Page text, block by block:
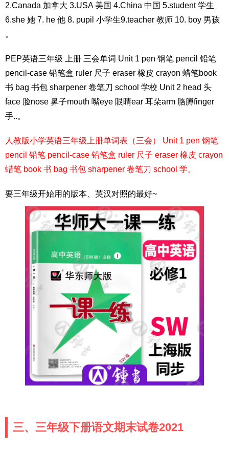
2.Canada 加拿大 3.USA 美国 4.China 中国 5.student 学生
6.she 她 7. he 他 8. pupil 小学生9.teacher 教师 10. boy 男孩
。
PEP英语三年级 上册 三会单词 Unit 1 pen 钢笔 pencil 铅笔
pencil-case 铅笔盒 ruler 尺子 eraser 橡皮 crayon 蜡笔book
书 bag 书包 sharpener 卷笔刀 school 学校 Unit 2 head 头
face 脸nose 鼻子mouth 嘴eye 眼睛ear 耳朵arm 胳膊finger
手..。
人教版小学英语三年级上册单词表（三会） Unit 1 pen 钢笔
pencil 铅笔 pencil-case 铅笔盒 ruler 尺子 eraser 橡皮 crayon
蜡笔 book 书 bag 书包 sharpener 卷笔刀 school 学。
要三年级开始用的版本、英汉对照的最好~
三、三年级下册语文期末试卷2021